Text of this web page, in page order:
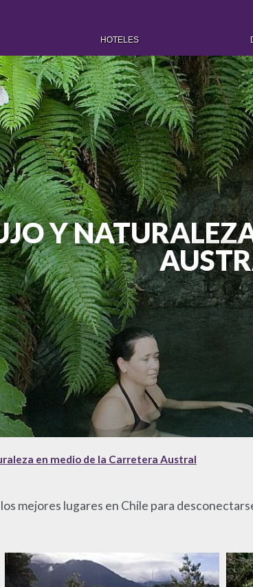
HOTELES
Y
en medio de la Carretera Austral
mejores lugares en Chile para